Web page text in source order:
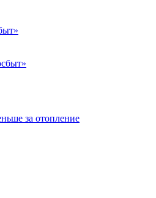
за отопление